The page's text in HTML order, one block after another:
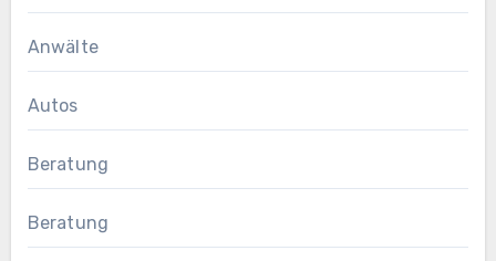
Anwälte
Autos
Beratung
Beratung